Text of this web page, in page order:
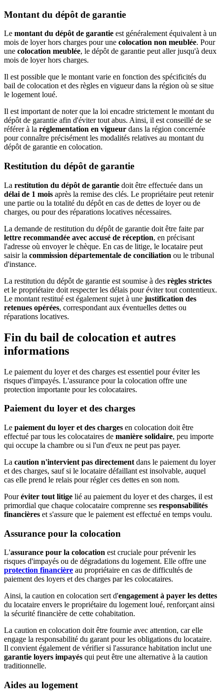
Montant du dépôt de garantie
Le montant du dépôt de garantie est généralement équivalent à un
mois de loyer hors charges pour une colocation non meublée. Pour
une colocation meublée, le dépôt de garantie peut aller jusqu'à deux
mois de loyer hors charges.
Il est possible que le montant varie en fonction des spécificités du
bail de colocation et des règles en vigueur dans la région où se situe
le logement loué.
Il est important de noter que la loi encadre strictement le montant du
dépôt de garantie afin d'éviter tout abus. Ainsi, il est conseillé de se
référer à la réglementation en vigueur dans la région concernée
pour connaître précisément les modalités relatives au montant du
dépôt de garantie en colocation.
Restitution du dépôt de garantie
La restitution du dépôt de garantie doit être effectuée dans un
délai de 1 mois après la remise des clés. Le propriétaire peut retenir
une partie ou la totalité du dépôt en cas de dettes de loyer ou de
charges, ou pour des réparations locatives nécessaires.
La demande de restitution du dépôt de garantie doit être faite par
lettre recommandée avec accusé de réception, en précisant
l'adresse où envoyer le chèque. En cas de litige, le locataire peut
saisir la commission départementale de conciliation ou le tribunal
d'instance.
La restitution du dépôt de garantie est soumise à des règles strictes
et le propriétaire doit respecter les délais pour éviter tout contentieux.
Le montant restitué est également sujet à une justification des
retenues opérées, correspondant aux éventuelles dettes ou
réparations locatives.
Fin du bail de colocation et autres
informations
Le paiement du loyer et des charges est essentiel pour éviter les
risques d'impayés. L'assurance pour la colocation offre une
protection importante pour les colocataires.
Paiement du loyer et des charges
Le paiement du loyer et des charges en colocation doit être
effectué par tous les colocataires de manière solidaire, peu importe
qui occupe la chambre ou si l'un d'eux ne peut pas payer.
La caution n'intervient pas directement dans le paiement du loyer
et des charges, sauf si le locataire défaillant est insolvable, auquel
cas elle prend le relais pour régler ces dettes en son nom.
Pouréviter tout litige lié au paiement du loyer et des charges, il est
primordial que chaque colocataire comprenne ses responsabilités
financières et s'assure que le paiement est effectué en temps voulu.
Assurance pour la colocation
L'assurance pour la colocation est cruciale pour prévenir les
risques d'impayés ou de dégradations du logement. Elle offre une
protection financière au propriétaire en cas de difficultés de
paiement des loyers et des charges par les colocataires.
Ainsi, la caution en colocation sert d'engagement à payer les dettes
du locataire envers le propriétaire du logement loué, renforçant ainsi
la sécurité financière de cette cohabitation.
La caution en colocation doit être fournie avec attention, car elle
engage la responsabilité du garant pour les obligations du locataire.
Il convient également de vérifier si l'assurance habitation inclut une
garantie loyers impayés qui peut être une alternative à la caution
traditionnelle.
Aides au logement